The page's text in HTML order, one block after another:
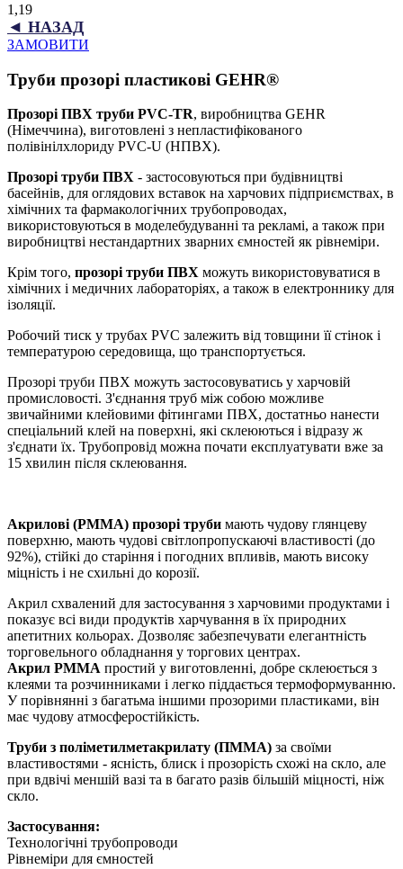
1,19
◄ НАЗАД
ЗАМОВИТИ
Труби прозорі пластикові GEHR®
Прозорі ПВХ труби PVC-TR, виробництва GEHR
(Німеччина), виготовлені з непластифікованого
полівінілхлориду PVC-U (НПВХ).
Прозорі труби ПВХ - застосовуються при будівництві
басейнів, для оглядових вставок на харчових підприємствах, в
хімічних та фармакологічних трубопроводах,
використовуються в моделебудуванні та рекламі, а також при
виробництві нестандартних зварних ємностей як рівнеміри.
Крім того, прозорі труби ПВХ можуть використовуватися в
хімічних і медичних лабораторіях, а також в електроннику для
ізоляції.
Робочий тиск у трубах PVC залежить від товщини її стінок і
температурою середовища, що транспортується.
Прозорі труби ПВХ можуть застосовуватись у харчовій
промисловості. З'єднання труб між собою можливе
звичайними клейовими фітингами ПВХ, достатньо нанести
спеціальний клей на поверхні, які склеюються і відразу ж
з'єднати їх. Трубопровід можна почати експлуатувати вже за
15 хвилин після склеювання.
Акрилові (PMMA) прозорі труби мають чудову глянцеву
поверхню, мають чудові світлопропускаючі властивості (до
92%), стійкі до старіння і погодних впливів, мають високу
міцність і не схильні до корозії.
Акрил схвалений для застосування з харчовими продуктами і
показує всі види продуктів харчування в їх природних
апетитних кольорах. Дозволяє забезпечувати елегантність
торговельного обладнання у торгових центрах.
Акрил PMMA простий у виготовленні, добре склеюється з
клеями та розчинниками і легко піддається термоформуванню.
У порівнянні з багатьма іншими прозорими пластиками, він
має чудову атмосферостійкість.
Труби з поліметилметакрилату (ПММА) за своїми
властивостями - ясність, блиск і прозорість схожі на скло, але
при вдвічі меншій вазі та в багато разів більшій міцності, ніж
скло.
Застосування:
Технологічні трубопроводи
Рівнеміри для ємностей